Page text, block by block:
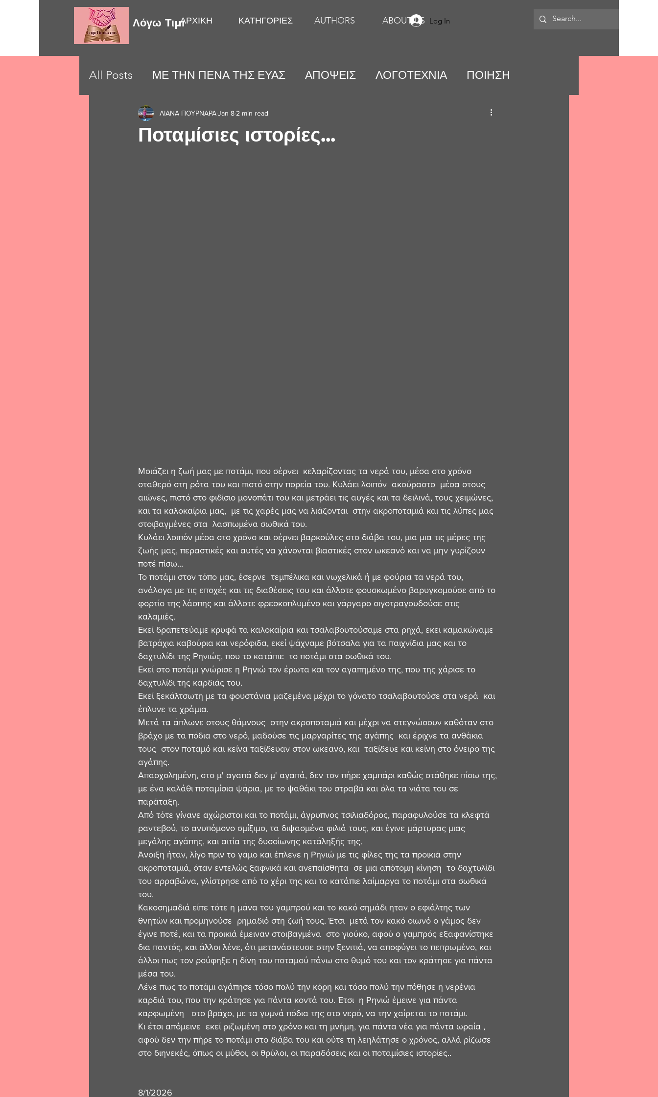
Λόγω ΤιμήςΑΡΧΙΚΗ ΚΑΤΗΓΟΡΙΕΣ AUTHORS ABOUT US Log In
All Posts ΜΕ ΤΗΝ ΠΕΝΑ ΤΗΣ ΕΥΑΣ ΑΠΟΨΕΙΣ ΛΟΓΟΤΕΧΝΙΑ ΠΟΙΗΣΗ
LOVE MOMENTS ΕΙΚΑΣΤΙΚΕΣ ΤΕΧΝΕΣ
Ποταμίσιες ιστορίες...
ΛΙΑΝΑ ΠΟΥΡΝΑΡΑJan 8 2 min read
Μοιάζει η ζωή μας με ποτάμι, που σέρνει  κελαρίζοντας τα νερά του, μέσα στο χρόνο
σταθερό στη ρότα του και πιστό στην πορεία του. Κυλάει λοιπόν  ακούραστο  μέσα στους
αιώνες, πιστό στο φιδίσιο μονοπάτι του και μετράει τις αυγές και τα δειλινά, τους χειμώνες,
και τα καλοκαίρια μας,  με τις χαρές μας να λιάζονται  στην ακροποταμιά και τις λύπες μας
στοιβαγμένες στα  λασπωμένα σωθικά του.
Κυλάει λοιπόν μέσα στο χρόνο και σέρνει βαρκούλες στο διάβα του, μια μια τις μέρες της
ζωής μας, περαστικές και αυτές να χάνονται βιαστικές στον ωκεανό και να μην γυρίζουν
ποτέ πίσω...
Το ποτάμι στον τόπο μας, έσερνε  τεμπέλικα και νωχελικά ή με φούρια τα νερά του,
ανάλογα με τις εποχές και τις διαθέσεις του και άλλοτε φουσκωμένο βαρυγκομούσε από το
φορτίο της λάσπης και άλλοτε φρεσκοπλυμένο και γάργαρο σιγοτραγουδούσε στις
καλαμιές.
Εκεί δραπετεύαμε κρυφά τα καλοκαίρια και τσαλαβουτούσαμε στα ρηχά, εκει καμακώναμε
βατράχια καβούρια και νερόφιδα, εκεί ψάχναμε βότσαλα για τα παιχνίδια μας και το
δαχτυλίδι της Ρηνιώς, που το κατάπιε  το ποτάμι στα σωθικά του.
Εκεί στο ποτάμι γνώρισε η Ρηνιώ τον έρωτα και τον αγαπημένο της, που της χάρισε το
δαχτυλίδι της καρδιάς του.
Εκεί ξεκάλτσωτη με τα φουστάνια μαζεμένα μέχρι το γόνατο τσαλαβουτούσε στα νερά  και
έπλυνε τα χράμια.
Μετά τα άπλωνε στους θάμνους  στην ακροποταμιά και μέχρι να στεγνώσουν καθόταν στο
βράχο με τα πόδια στο νερό, μαδούσε τις μαργαρίτες της αγάπης  και έριχνε τα ανθάκια
τους  στον ποταμό και κείνα ταξίδευαν στον ωκεανό, και  ταξίδευε και κείνη στο όνειρο της
αγάπης.
Απασχολημένη, στο μ' αγαπά δεν μ' αγαπά, δεν τον πήρε χαμπάρι καθώς στάθηκε πίσω της,
με ένα καλάθι ποταμίσια ψάρια, με το ψαθάκι του στραβά και όλα τα νιάτα του σε
παράταξη.
Από τότε γίνανε αχώριστοι και το ποτάμι, άγρυπνος τσιλιαδόρος, παραφυλούσε τα κλεφτά
ραντεβού, το ανυπόμονο σμίξιμο, τα διψασμένα φιλιά τους, και έγινε μάρτυρας μιας
μεγάλης αγάπης, και αιτία της δυσοίωνης κατάληξής της.
Άνοιξη ήταν, λίγο πριν το γάμο και έπλενε η Ρηνιώ με τις φίλες της τα προικιά στην
ακροποταμιά, όταν εντελώς ξαφνικά και ανεπαίσθητα  σε μια απότομη κίνηση  το δαχτυλίδι
του αρραβώνα, γλίστρησε από το χέρι της και το κατάπιε λαίμαργα το ποτάμι στα σωθικά
του.
Κακοσημαδιά είπε τότε η μάνα του γαμπρού και το κακό σημάδι ηταν ο εφιάλτης των
θνητών και προμηνούσε  ρημαδιό στη ζωή τους. Έτσι  μετά τον κακό οιωνό ο γάμος δεν
έγινε ποτέ, και τα προικιά έμειναν στοιβαγμένα  στο γιούκο, αφού ο γαμπρός εξαφανίστηκε
δια παντός, και άλλοι λένε, ότι μετανάστευσε στην ξενιτιά, να αποφύγει το πεπρωμένο, και
άλλοι πως τον ρούφηξε η δίνη του ποταμού πάνω στο θυμό του και τον κράτησε για πάντα
μέσα του.
Λένε πως το ποτάμι αγάπησε τόσο πολύ την κόρη και τόσο πολύ την πόθησε η νερένια
καρδιά του, που την κράτησε για πάντα κοντά του. Έτσι  η Ρηνιώ έμεινε για πάντα
καρφωμένη   στο βράχο, με τα γυμνά πόδια της στο νερό, να την χαίρεται το ποτάμι.
Κι έτσι απόμεινε  εκεί ριζωμένη στο χρόνο και τη μνήμη, για πάντα νέα για πάντα ωραία ,
αφού δεν την πήρε το ποτάμι στο διάβα του και ούτε τη λεηλάτησε ο χρόνος, αλλά ρίζωσε
στο διηνεκές, όπως οι μύθοι, οι θρύλοι, οι παραδόσεις και οι ποταμίσιες ιστορίες..
8/1/2026